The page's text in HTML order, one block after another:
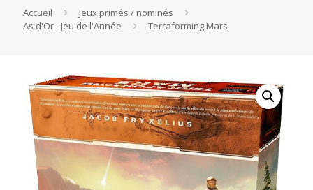
Accueil
Jeux primés / nominés
As d'Or - Jeu de l'Année
Terraforming Mars